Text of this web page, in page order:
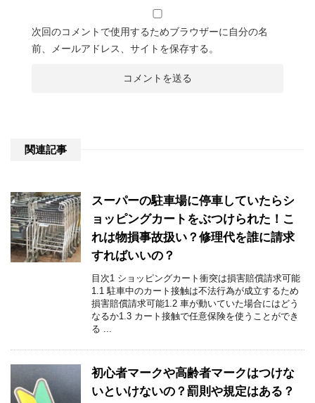
次回のコメントで使用するためブラウザーに自分の名
前、メールアドレス、サイトを保存する。
関連記事
スーパーの駐車場に停車していたらシ
ョッピングカートをぶつけられた！こ
れは物損事故扱い？修理代を誰に請求
すればいいの？
目次1 ショッピングカート衝突は損害賠償請求可能
1.1 駐車中のカート接触は不法行為が成立するため
損害賠償請求可能1.2 車が動いていた場合にはどう
なるか1.3 カート接触で任意保険を使うことができ
る ...
初心者マークや高齢者マークはつけな
いといけないの？罰則や規定はある？